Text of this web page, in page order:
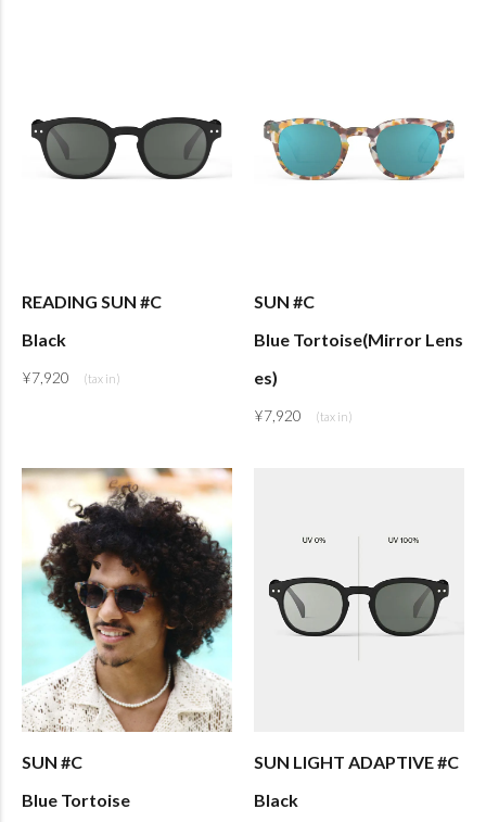
READING SUN #C
Black
¥7,920
SUN #C
Blue Tortoise(Mirror Lens
es)
¥7,920
SUN #C
Blue Tortoise
SUN LIGHT ADAPTIVE #C
Black